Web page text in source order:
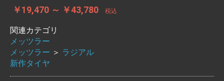
￥19,470 ～ ￥43,780 税込
関連カテゴリ
メッツラー
メッツラー ＞ ラジアル
新作タイヤ